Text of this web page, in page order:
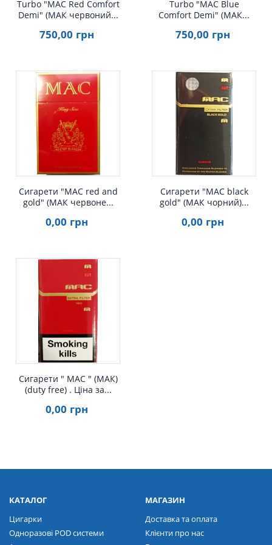
Turbo "MAC Red Comfort
Demi" (МАК червоний...
750,00 грн
Turbo "MAC Blue
Comfort Demi" (МАК...
750,00 грн
Швидкий перегляд
Сигарети "MAC red and
gold" (МАК червоне...
0,00 грн
Швидкий перегляд
Сигарети "MAC black
gold" (МАК чорний)...
0,00 грн
Швидкий перегляд
Сигарети " MAC " (МАК)
(duty free) . Ціна за...
0,00 грн
КАТАЛОГ
Цигарки
Одноразові POD системи
МАГАЗИН
Доставка та оплата
Клієнти про нас